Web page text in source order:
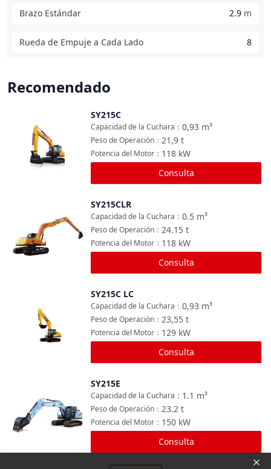
Brazo Estándar 2.9 m
Rueda de Empuje a Cada Lado 8
Recomendado
SY215C
0,93 m³
Capacidad de la Cuchara ：
21,9 t
Peso de Operación ：
118 kW
Potencia del Motor ：
Consulta
SY215CLR
0.5 m³
Capacidad de la Cuchara ：
24.15 t
Peso de Operación ：
118 kW
Potencia del Motor ：
Consulta
SY215C LC
0,93 m³
Capacidad de la Cuchara ：
23,55 t
Peso de Operación ：
129 kW
Potencia del Motor ：
Consulta
SY215E
1.1 m³
Capacidad de la Cuchara ：
23.2 t
Peso de Operación ：
150 kW
Potencia del Motor ：
Consulta